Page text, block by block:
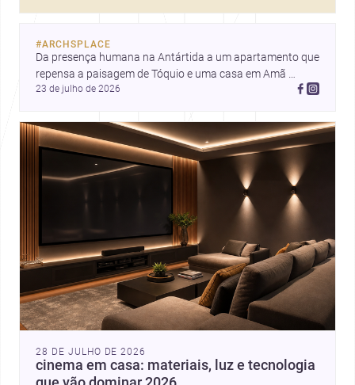
#ARCHSPLACE
Da presença humana na Antártida a um apartamento que
repensa a paisagem de Tóquio e uma casa em Amã
integrada ao terreno. Descubra mais inspirações, projetos
23 de julho de 2026
28 DE JULHO DE 2026
cinema em casa: materiais, luz e tecnologia